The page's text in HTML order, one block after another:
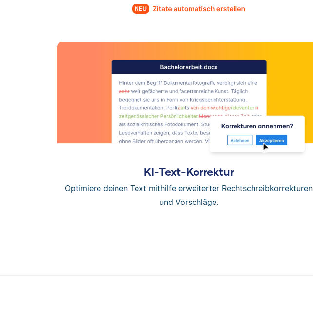
KI-Text-Korrektur
Optimiere deinen Text mithilfe erweiterter Rechtschreibkorrekturen
und Vorschläge.